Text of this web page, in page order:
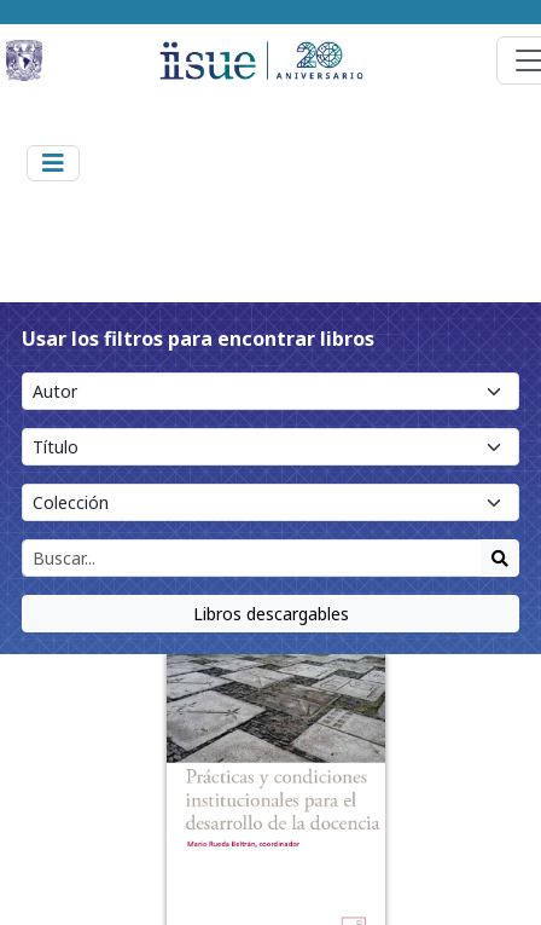
Usar los filtros para encontrar libros
Libros descargables